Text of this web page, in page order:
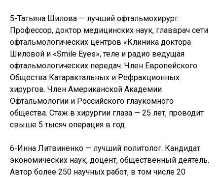
5-Татьяна Шилова — лучший офтальмохирург.
Профессор, доктор медицинских наук, главврач сети
офтальмологических центров «Клиника доктора
Шиловой и «Smile Eyes», теле и радио ведущая
офтальмологических передач. Член Европейского
Общества Катарактальных и Рефракционных
хирургов. Член Американской Академии
Офтальмологии и Российского глаукомного
общества. Стаж в хирургии глаза — 25 лет, проводит
свыше 5 тысяч операция в год.
6-Инна Литвиненко — лучший политолог. Кандидат
экономических наук, доцент, общественный деятель.
Автор более 250 научных работ, в том числе 20